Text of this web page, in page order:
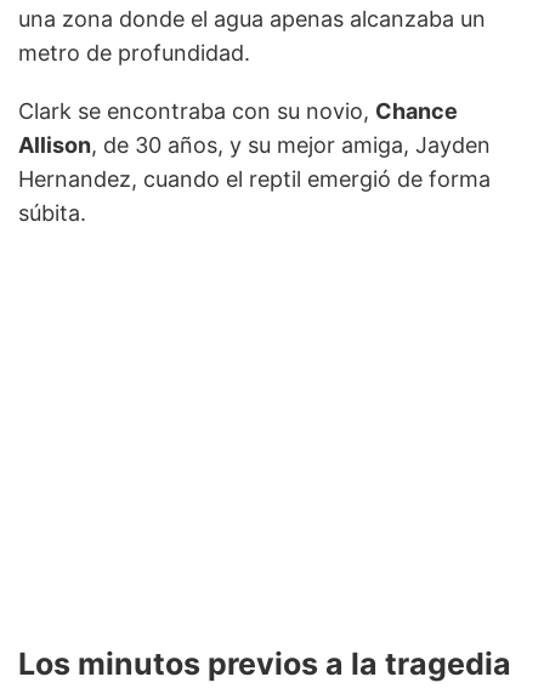
una zona donde el agua apenas alcanzaba un
metro de profundidad.
Clark se encontraba con su novio, Chance
Allison, de 30 años, y su mejor amiga, Jayden
Hernandez, cuando el reptil emergió de forma
súbita.
Los minutos previos a la tragedia